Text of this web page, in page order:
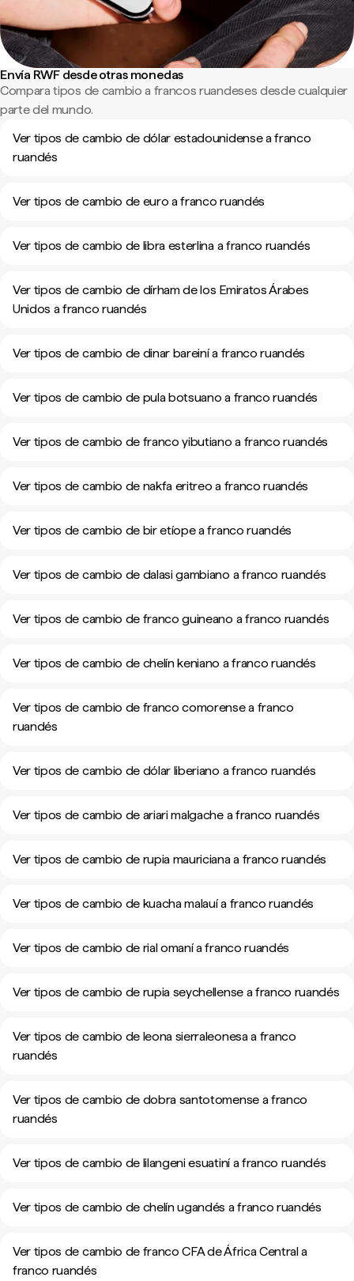
Envía RWF desde otras monedas
Compara tipos de cambio a francos ruandeses desde cualquier
parte del mundo.
Ver tipos de cambio de dólar estadounidense a franco
ruandés
Ver tipos de cambio de euro a franco ruandés
Ver tipos de cambio de libra esterlina a franco ruandés
Ver tipos de cambio de dírham de los Emiratos Árabes
Unidos a franco ruandés
Ver tipos de cambio de dinar bareiní a franco ruandés
Ver tipos de cambio de pula botsuano a franco ruandés
Ver tipos de cambio de franco yibutiano a franco ruandés
Ver tipos de cambio de nakfa eritreo a franco ruandés
Ver tipos de cambio de bir etíope a franco ruandés
Ver tipos de cambio de dalasi gambiano a franco ruandés
Ver tipos de cambio de franco guineano a franco ruandés
Ver tipos de cambio de chelín keniano a franco ruandés
Ver tipos de cambio de franco comorense a franco
ruandés
Ver tipos de cambio de dólar liberiano a franco ruandés
Ver tipos de cambio de ariari malgache a franco ruandés
Ver tipos de cambio de rupia mauriciana a franco ruandés
Ver tipos de cambio de kuacha malauí a franco ruandés
Ver tipos de cambio de rial omaní a franco ruandés
Ver tipos de cambio de rupia seychellense a franco ruandés
Ver tipos de cambio de leona sierraleonesa a franco
ruandés
Ver tipos de cambio de dobra santotomense a franco
ruandés
Ver tipos de cambio de lilangeni esuatiní a franco ruandés
Ver tipos de cambio de chelín ugandés a franco ruandés
Ver tipos de cambio de franco CFA de África Central a
franco ruandés